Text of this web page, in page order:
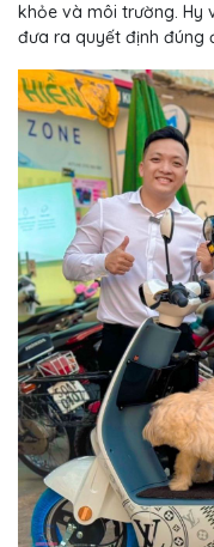
khỏe và môi trường. Hy
đưa ra quyết định đúng